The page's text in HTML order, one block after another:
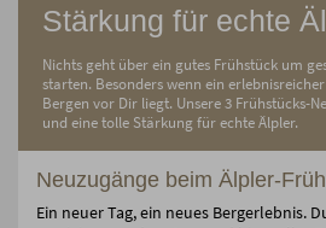
Stärkung für echte
Nichts geht über ein gutes Frühstück um
starten. Besonders wenn ein
Bergen vor Dir liegt. Unsere 3 Frühstücks-
und eine tolle Stärkung für echte Älpler.
Neuzugänge beim Älpler-
Ein neuer Tag, ein neues Bergerlebnis.